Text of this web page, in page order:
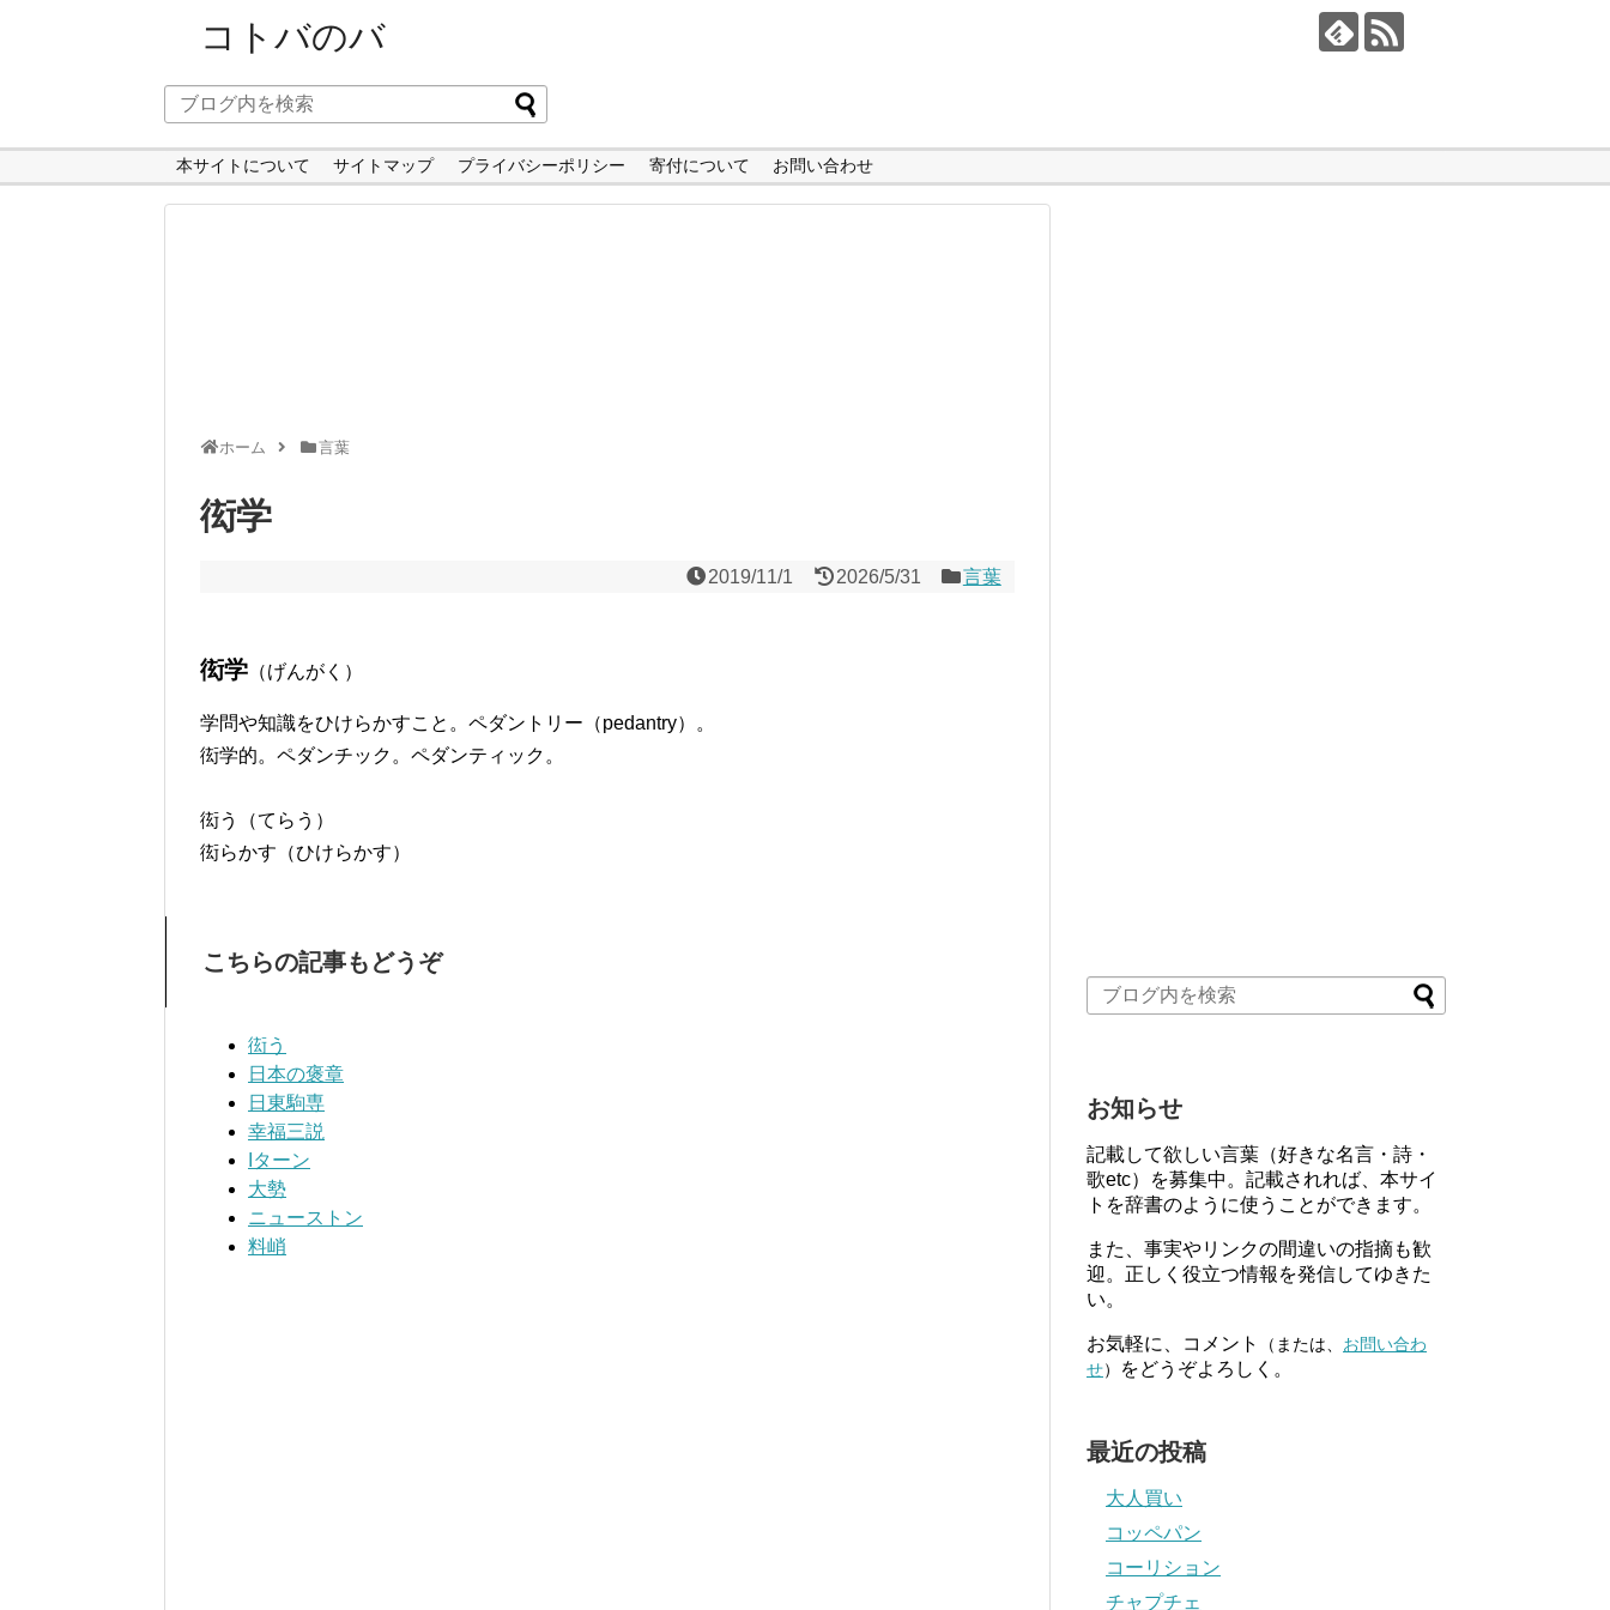
コトバのバ
本サイトについて サイトマップ プライバシーポリシー 寄付について お問い合わせ
ホーム 言葉
衒学
2019/11/1 2026/5/31 言葉
衒学 （げんがく）
学問や知識をひけらかすこと。ペダントリー（pedantry）。
衒学的。ペダンチック。ペダンティック。
衒う（てらう）
衒らかす（ひけらかす）
こちらの記事もどうぞ
衒う
日本の褒章
日東駒専
幸福三説
Iターン
大勢
ニューストン
料峭
お知らせ
記載して欲しい言葉（好きな名言・詩・
歌etc）を募集中。記載されれば、本サイ
トを辞書のように使うことができます。
また、事実やリンクの間違いの指摘も歓
迎。正しく役立つ情報を発信してゆきた
い。
お気軽に、コメント （または、 お問い合わ
せ） をどうぞよろしく。
最近の投稿
大人買い
コッペパン
コーリション
チャプチェ